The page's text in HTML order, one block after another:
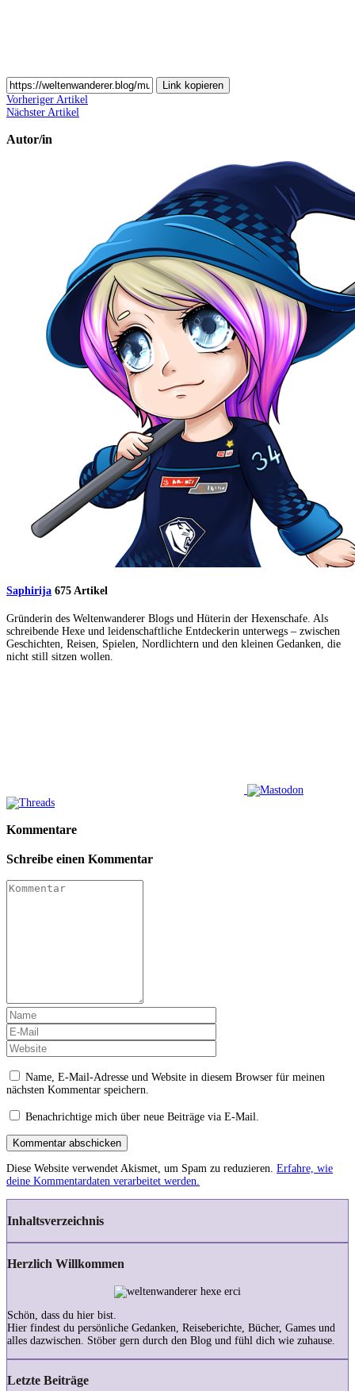
Link kopieren
Vorheriger Artikel
Nächster Artikel
Autor/in
Saphirija 675 Artikel
Gründerin des Weltenwanderer Blogs und Hüterin der Hexenschafe. Als
schreibende Hexe und leidenschaftliche Entdeckerin unterwegs – zwischen
Geschichten, Reisen, Spielen, Nordlichtern und den kleinen Gedanken, die
nicht still sitzen wollen.
Kommentare
Schreibe einen Kommentar
Name, E-Mail-Adresse und Website in diesem Browser für meinen
nächsten Kommentar speichern.
Benachrichtige mich über neue Beiträge via E-Mail.
Kommentar abschicken
Diese Website verwendet Akismet, um Spam zu reduzieren. Erfahre, wie
deine Kommentardaten verarbeitet werden.
Inhaltsverzeichnis
Herzlich Willkommen
Schön, dass du hier bist.
Hier findest du persönliche Gedanken, Reiseberichte, Bücher, Games und
alles dazwischen. Stöber gern durch den Blog und fühl dich wie zuhause.
Letzte Beiträge